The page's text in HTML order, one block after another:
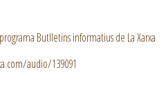
Butlletins informatius de La Xarxa
audio/139091